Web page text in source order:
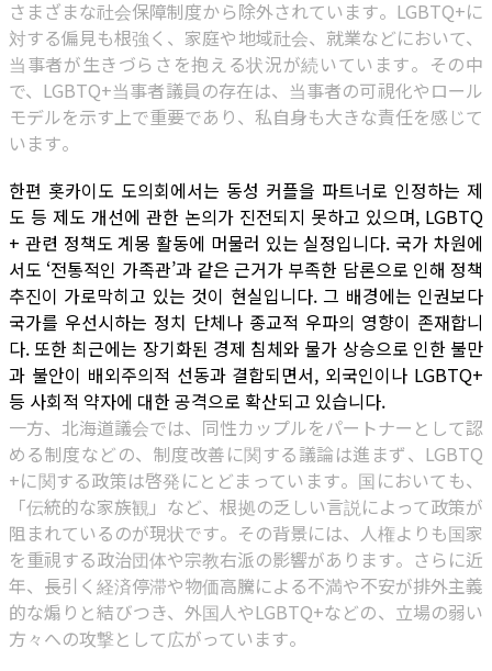
さまざまな社会保障制度から除外されています。LGBTQ+に
対する偏見も根強く、家庭や地域社会、就業などにおいて、
当事者が生きづらさを抱える状況が続いています。その中
で、LGBTQ+当事者議員の存在は、当事者の可視化やロール
モデルを示す上で重要であり、私自身も大きな責任を感じて
います。
한편 홋카이도 도의회에서는 동성 커플을 파트너로 인정하는 제
도 등 제도 개선에 관한 논의가 진전되지 못하고 있으며, LGBTQ
+ 관련 정책도 계몽 활동에 머물러 있는 실정입니다. 국가 차원에
서도 ‘전통적인 가족관’과 같은 근거가 부족한 담론으로 인해 정책
추진이 가로막히고 있는 것이 현실입니다. 그 배경에는 인권보다
국가를 우선시하는 정치 단체나 종교적 우파의 영향이 존재합니
다. 또한 최근에는 장기화된 경제 침체와 물가 상승으로 인한 불만
과 불안이 배외주의적 선동과 결합되면서, 외국인이나 LGBTQ+
등 사회적 약자에 대한 공격으로 확산되고 있습니다.
一方、北海道議会では、同性カップルをパートナーとして認
める制度などの、制度改善に関する議論は進まず、LGBTQ
+に関する政策は啓発にとどまっています。国においても、
「伝統的な家族観」など、根拠の乏しい言説によって政策が
阻まれているのが現状です。その背景には、人権よりも国家
を重視する政治団体や宗教右派の影響があります。さらに近
年、長引く経済停滞や物価高騰による不満や不安が排外主義
的な煽りと結びつき、外国人やLGBTQ+などの、立場の弱い
方々への攻撃として広がっています。